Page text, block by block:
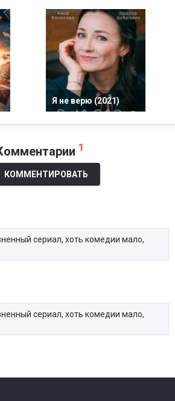
Я не верю (2021)
1
КОММЕНТИРОВАТЬ
сериал, хоть комедии мало,
сериал, хоть комедии мало,